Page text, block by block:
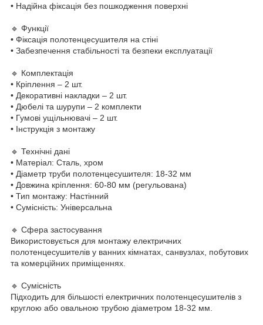
• Надійна фіксація без пошкодження поверхні
🔹 Функції
• Фіксація полотенцесушителя на стіні
• Забезпечення стабільності та безпеки експлуатації
🔹 Комплектація
• Кріплення – 2 шт.
• Декоративні накладки – 2 шт.
• Дюбелі та шурупи – 2 комплекти
• Гумові ущільнювачі – 2 шт.
• Інструкція з монтажу
🔹 Технічні дані
• Матеріал: Сталь, хром
• Діаметр труби полотенцесушителя: 18-32 мм
• Довжина кріплення: 60-80 мм (регульована)
• Тип монтажу: Настінний
• Сумісність: Універсальна
🔹 Сфера застосування
Використовується для монтажу електричних
полотенцесушителів у ванних кімнатах, санвузлах, побутових
та комерційних приміщеннях.
🔹 Сумісність
Підходить для більшості електричних полотенцесушителів з
круглою або овальною трубою діаметром 18-32 мм.